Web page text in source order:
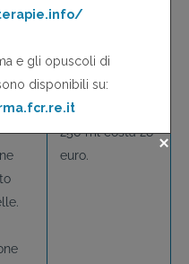
in
volte in cui il
riapplicato.
Un flacone da
250 ml costa 28
euro.